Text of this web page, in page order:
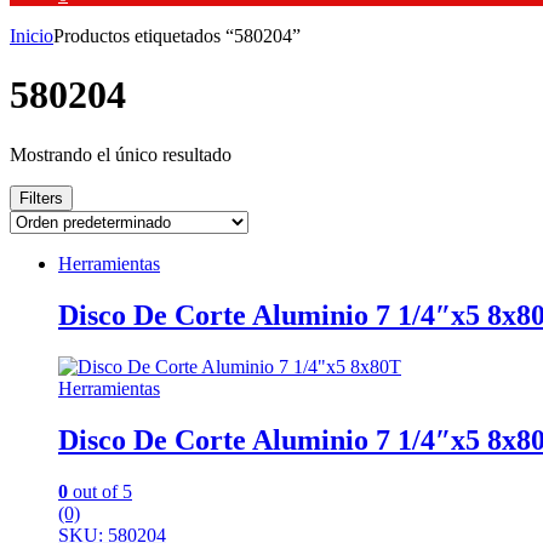
InicioProductos etiquetados “580204”
580204
Mostrando el único resultado
Filters
Herramientas
Disco De Corte Aluminio 7 1/4″x5
Herramientas
Disco De Corte Aluminio 7 1/4″x5
0 out of 5
(0)
SKU: 580204